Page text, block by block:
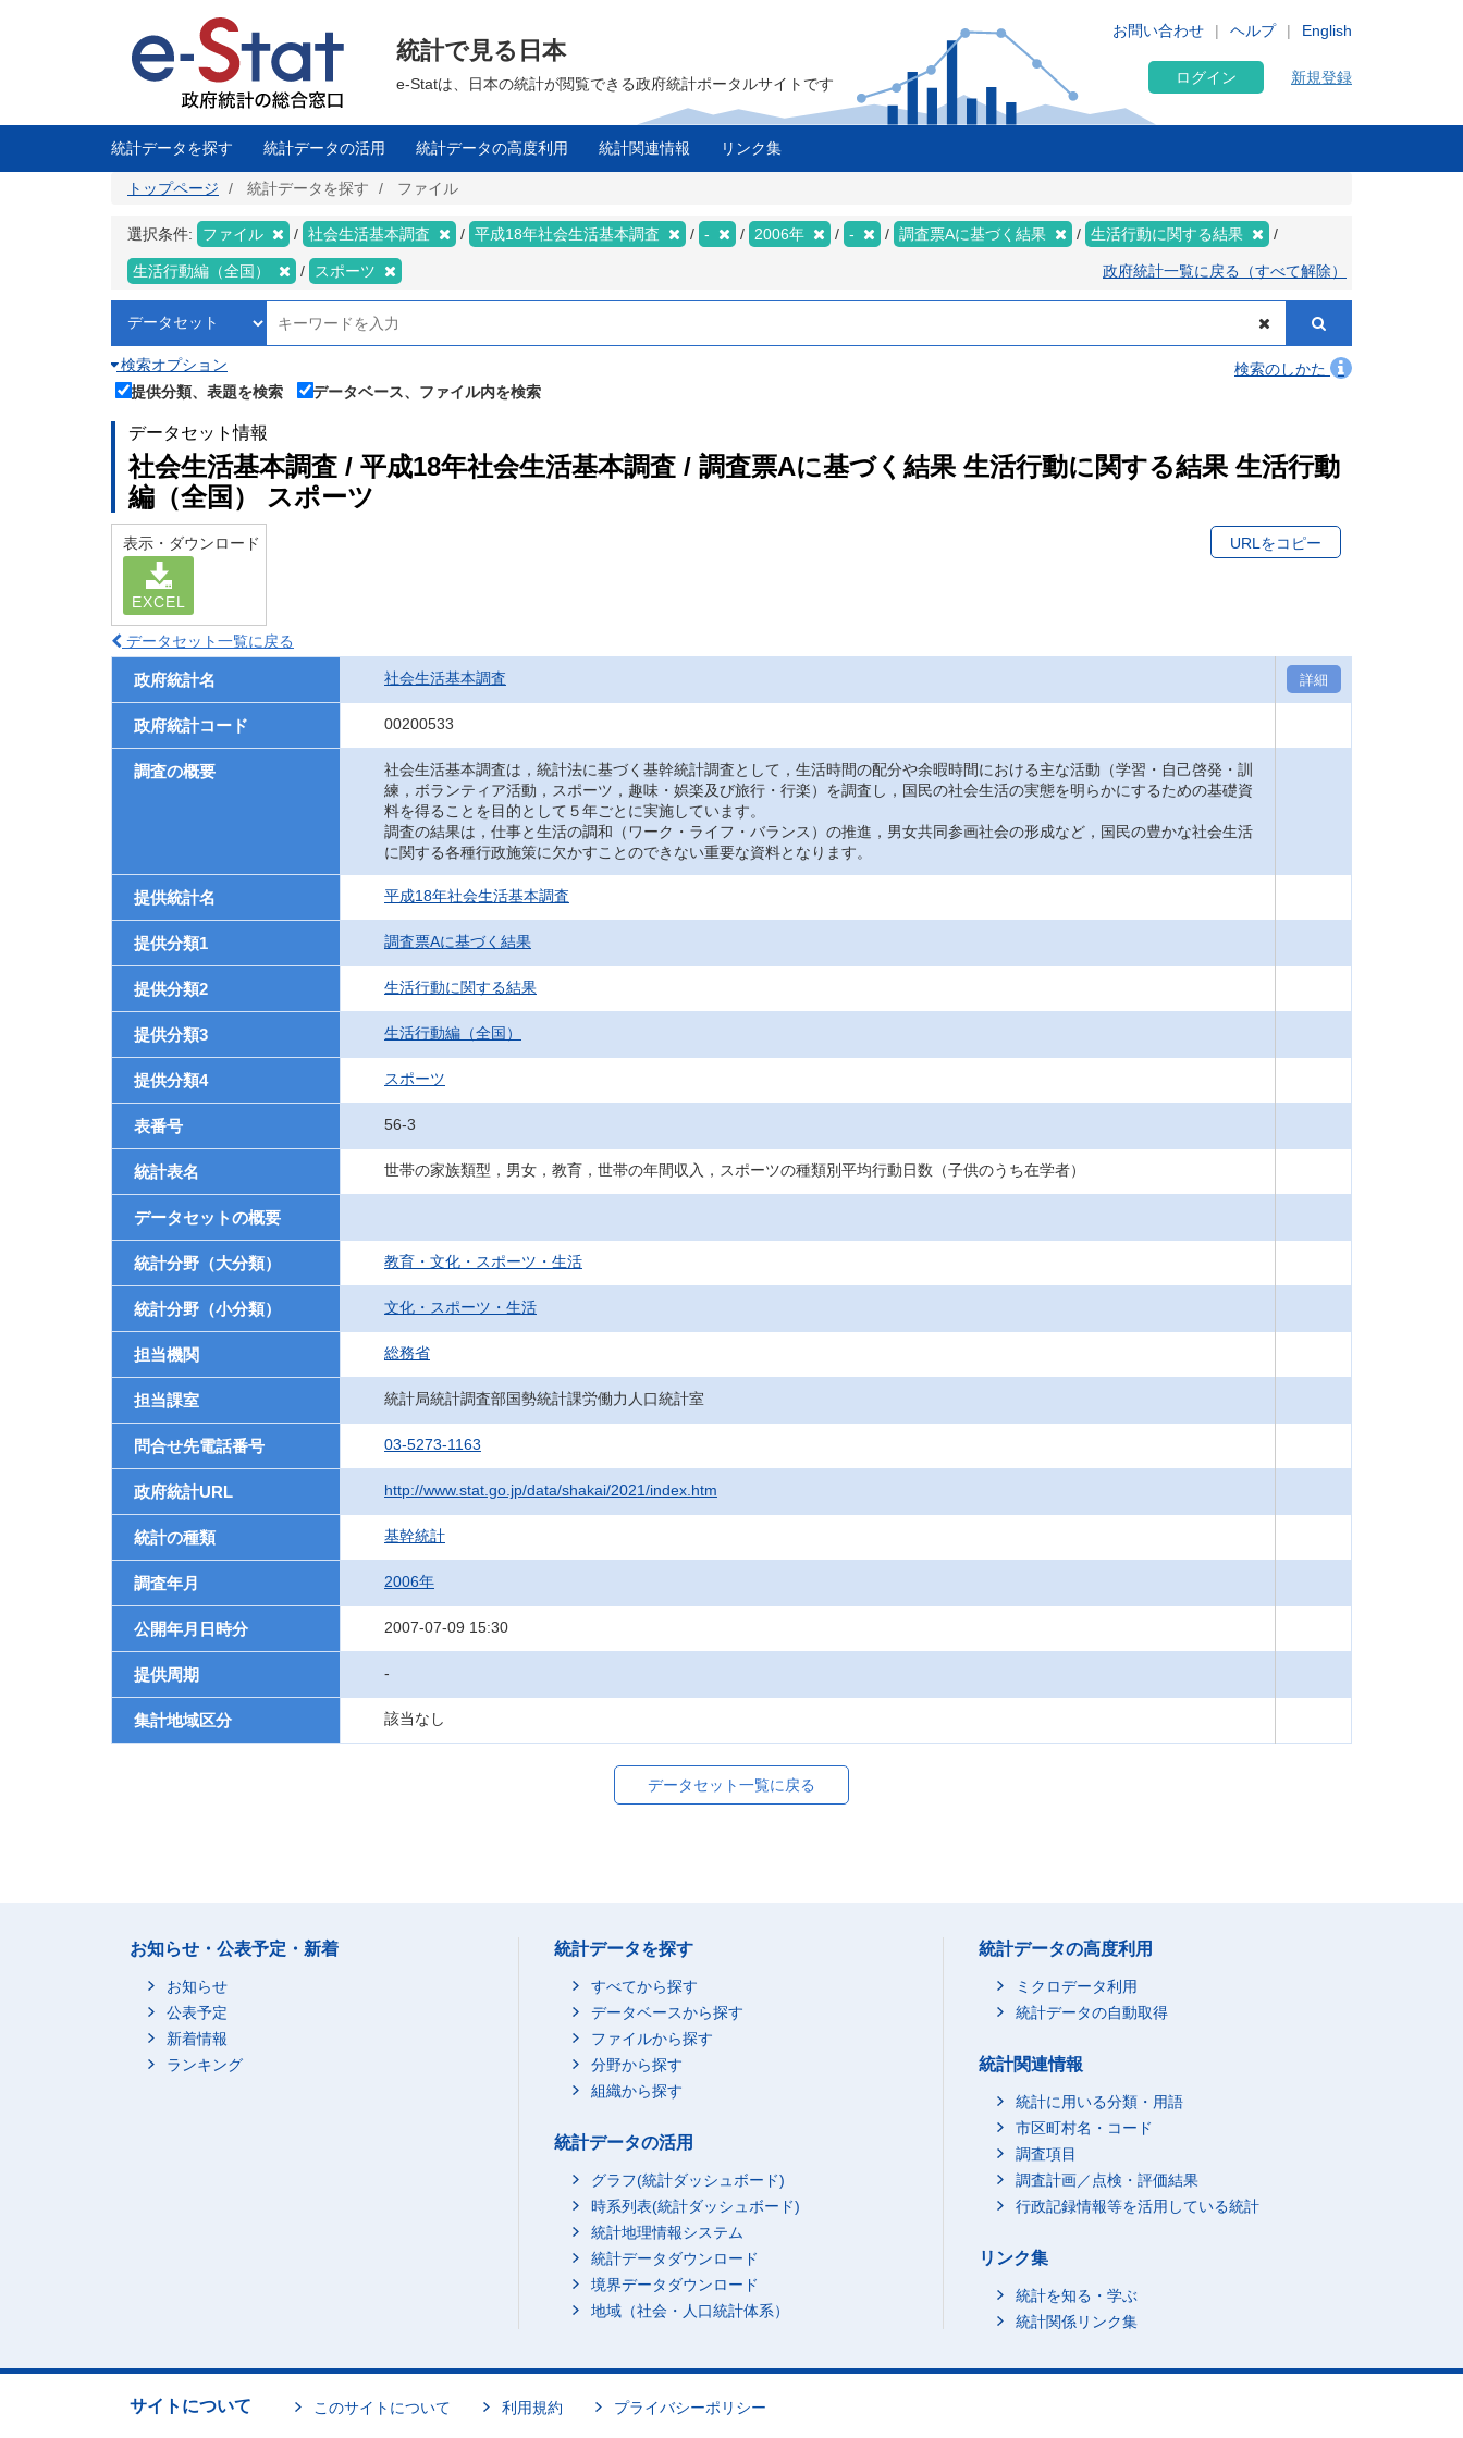
に
English
お問い合わせ ヘルプ
統計で見る日本
e-Statは、日本の統計が閲覧できる政府統計ポータルサイトです ログイン 新規登録
統計データを探す 統計データの活用 統計データの高度利用 統計関連情報 リンク集
トップページ 統計データを探す ファイル
選択条件: ファイル 社会生活基本調査 平成18年社会生活基本調査 - 2006年 - 調査票Aに基づく結果 生活行動に関する結果
生活行動編（全国） スポーツ 政府統計一覧に戻る（すべて解除）
検索オプション
検索のしかた
提供分類、表題を検索
データベース、ファイル内を検索
データセット情報
社会生活基本調査 / 平成18年社会生活基本調査 / 調査票Aに基づく結果 生活行動に関する結果 生活行動
編（全国） スポーツ
表示・ダウンロード
EXCEL
URLをコピー
データセット一覧に戻る
政府統計名 社会生活基本調査 詳細
政府統計コード 00200533
調査の概要
社会生活基本調査は，統計法に基づく基幹統計調査として，生活時間の配分や余暇時間における主な活動（学習・自己啓発・訓
練，ボランティア活動，スポーツ，趣味・娯楽及び旅行・行楽）を調査し，国民の社会生活の実態を明らかにするための基礎資
料を得ることを目的として５年ごとに実施しています。
調査の結果は，仕事と生活の調和（ワーク・ライフ・バランス）の推進，男女共同参画社会の形成など，国民の豊かな社会生活
に関する各種行政施策に欠かすことのできない重要な資料となります。
提供統計名 平成18年社会生活基本調査
提供分類1 調査票Aに基づく結果
提供分類2 生活行動に関する結果
提供分類3 生活行動編（全国）
提供分類4 スポーツ
表番号 56-3
統計表名 世帯の家族類型，男女，教育，世帯の年間収入，スポーツの種類別平均行動日数（子供のうち在学者）
データセットの概要
統計分野（大分類） 教育・文化・スポーツ・生活
統計分野（小分類） 文化・スポーツ・生活
担当機関 総務省
担当課室 統計局統計調査部国勢統計課労働力人口統計室
問合せ先電話番号 03-5273-1163
政府統計URL http://www.stat.go.jp/data/shakai/2021/index.htm
統計の種類 基幹統計
調査年月 2006年
公開年月日時分 2007-07-09 15:30
提供周期 -
集計地域区分 該当なし
データセット一覧に戻る
お知らせ・公表予定・新着
お知らせ
公表予定
新着情報
ランキング
統計データを探す
すべてから探す
データベースから探す
ファイルから探す
分野から探す
組織から探す
統計データの活用
グラフ(統計ダッシュボード)
時系列表(統計ダッシュボード)
統計地理情報システム
統計データダウンロード
境界データダウンロード
地域（社会・人口統計体系）
統計データの高度利用
ミクロデータ利用
統計データの自動取得
統計関連情報
統計に用いる分類・用語
市区町村名・コード
調査項目
調査計画／点検・評価結果
行政記録情報等を活用している統計
リンク集
統計を知る・学ぶ
統計関係リンク集
サイトについて このサイトについて 利用規約 プライバシーポリシー